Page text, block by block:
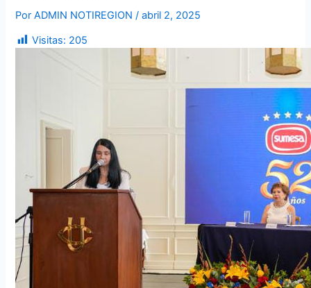
PorADMIN NOTIREGION/abril 2, 2025
Visitas: 205